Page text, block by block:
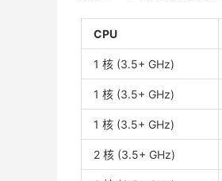
CPU
1 核 (3.5+ GHz)
1 核 (3.5+ GHz)
1 核 (3.5+ GHz)
2 核 (3.5+ GHz)